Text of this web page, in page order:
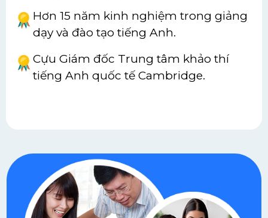
Hơn 15 năm kinh nghiệm trong giảng
dạy và đào tạo tiếng Anh.
Cựu Giám đốc Trung tâm khảo thí
tiếng Anh quốc tế Cambridge.